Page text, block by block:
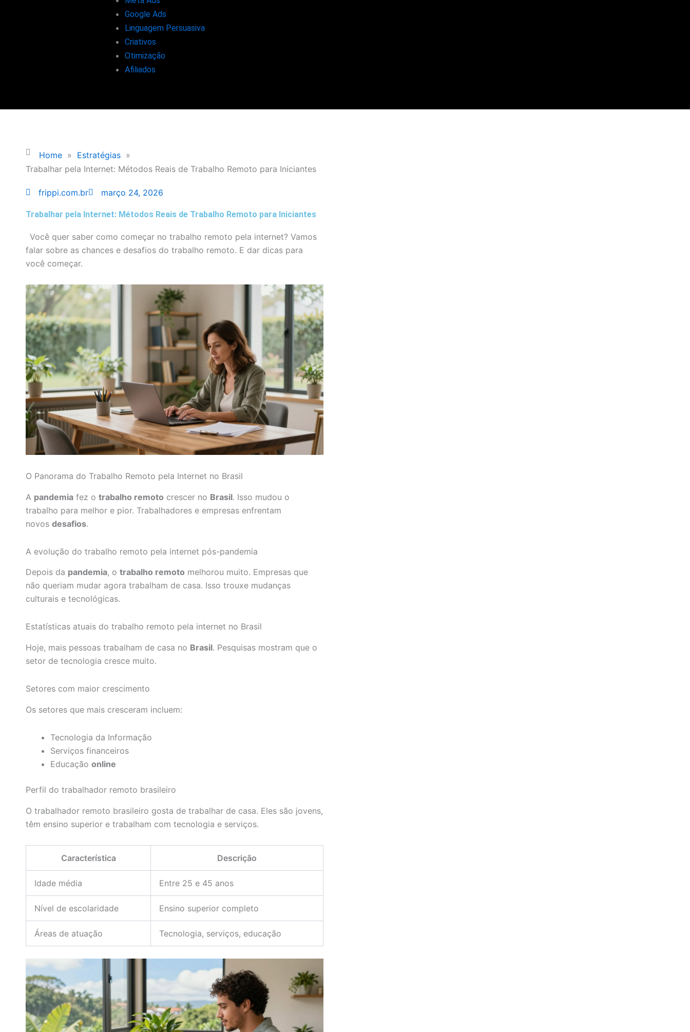
Google Ads
Linguagem Persuasiva
Criativos
Otimização
Afiliados
Home » Estratégias »
Trabalhar pela Internet: Métodos Reais de Trabalho Remoto para Iniciantes
frippi.com.br março 24, 2026
Trabalhar pela Internet: Métodos Reais de Trabalho Remoto para Iniciantes
Você quer saber como começar no trabalho remoto pela internet? Vamos
falar sobre as chances e desafios do trabalho remoto. E dar dicas para
você começar.
O Panorama do Trabalho Remoto pela Internet no Brasil
A pandemia fez o trabalho remoto crescer no Brasil. Isso mudou o
trabalho para melhor e pior. Trabalhadores e empresas enfrentam
novos desafios.
A evolução do trabalho remoto pela internet pós-pandemia
Depois da pandemia, o trabalho remoto melhorou muito. Empresas que
não queriam mudar agora trabalham de casa. Isso trouxe mudanças
culturais e tecnológicas.
Estatísticas atuais do trabalho remoto pela internet no Brasil
Hoje, mais pessoas trabalham de casa no Brasil. Pesquisas mostram que o
setor de tecnologia cresce muito.
Setores com maior crescimento
Os setores que mais cresceram incluem:
Tecnologia da Informação
Serviços financeiros
Educação online
Perfil do trabalhador remoto brasileiro
O trabalhador remoto brasileiro gosta de trabalhar de casa. Eles são jovens,
têm ensino superior e trabalham com tecnologia e serviços.
Característica Descrição
Idade média Entre 25 e 45 anos
Nível de escolaridade Ensino superior completo
Áreas de atuação Tecnologia, serviços, educação